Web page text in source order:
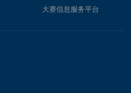
大赛信息服务平台